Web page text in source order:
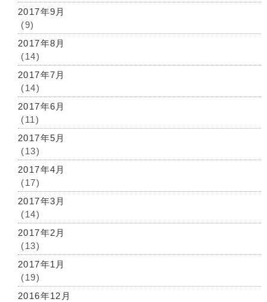
2017年9月
(9)
2017年8月
(14)
2017年7月
(14)
2017年6月
(11)
2017年5月
(13)
2017年4月
(17)
2017年3月
(14)
2017年2月
(13)
2017年1月
(19)
2016年12月